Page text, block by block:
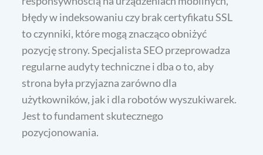
błędy w indeksowaniu czy brak certyfikatu SSL
to czynniki, które mogą znacząco obniżyć
pozycję strony. Specjalista SEO przeprowadza
regularne audyty techniczne i dba o to, aby
strona była przyjazna zarówno dla
użytkowników, jak i dla robotów wyszukiwarek.
Jest to fundament skutecznego
pozycjonowania.